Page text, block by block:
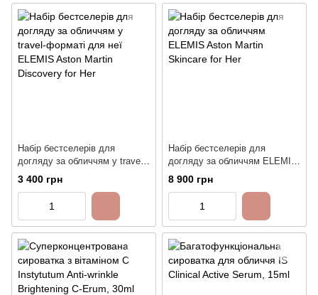
Набір бестселерів для
догляду за обличчям у travel-
форматі для неї ELEMIS
Aston Martin Discovery for Her
3 400 грн
Набір бестселерів для
догляду за обличчям ELEMIS
Aston Martin Skincare for Her
8 900 грн